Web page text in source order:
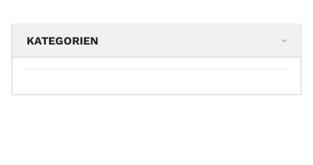
KATEGORIEN